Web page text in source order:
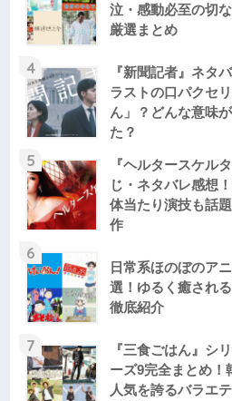
泣・感動必至の切
厳選まとめ
4
『新聞記者』ネタ
ラストの口パクセ
ん」？どんな意味
た？
5
『ヘルタースケル
じ・ネタバレ感想
体当たり演技も話
作
6
日常系ほのぼのア
選！ゆるく癒され
徹底紹介
7
『三食ごはん』シ
ーズ9完全まとめ！
人気を誇るバラエ